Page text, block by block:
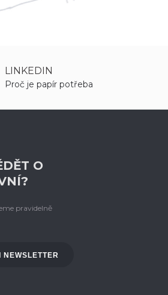
LINKEDIN
Proč je papír potřeba
O
pravidelně
NEWSLETTER